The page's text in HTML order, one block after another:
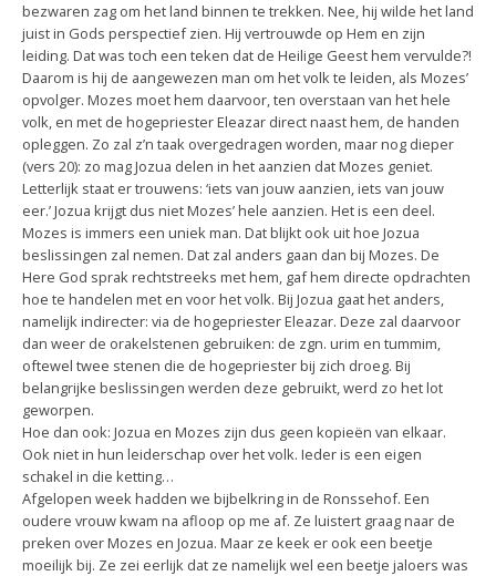
bezwaren zag om het land binnen te trekken. Nee, hij wilde het land
juist in Gods perspectief zien. Hij vertrouwde op Hem en zijn
leiding. Dat was toch een teken dat de Heilige Geest hem vervulde?!
Daarom is hij de aangewezen man om het volk te leiden, als Mozes’
opvolger. Mozes moet hem daarvoor, ten overstaan van het hele
volk, en met de hogepriester Eleazar direct naast hem, de handen
opleggen. Zo zal z’n taak overgedragen worden, maar nog dieper
(vers 20): zo mag Jozua delen in het aanzien dat Mozes geniet.
Letterlijk staat er trouwens: ‘iets van jouw aanzien, iets van jouw
eer.’ Jozua krijgt dus niet Mozes’ hele aanzien. Het is een deel.
Mozes is immers een uniek man. Dat blijkt ook uit hoe Jozua
beslissingen zal nemen. Dat zal anders gaan dan bij Mozes. De
Here God sprak rechtstreeks met hem, gaf hem directe opdrachten
hoe te handelen met en voor het volk. Bij Jozua gaat het anders,
namelijk indirecter: via de hogepriester Eleazar. Deze zal daarvoor
dan weer de orakelstenen gebruiken: de zgn. urim en tummim,
oftewel twee stenen die de hogepriester bij zich droeg. Bij
belangrijke beslissingen werden deze gebruikt, werd zo het lot
geworpen.
Hoe dan ook: Jozua en Mozes zijn dus geen kopieën van elkaar.
Ook niet in hun leiderschap over het volk. Ieder is een eigen
schakel in die ketting…
Afgelopen week hadden we bijbelkring in de Ronssehof. Een
oudere vrouw kwam na afloop op me af. Ze luistert graag naar de
preken over Mozes en Jozua. Maar ze keek er ook een beetje
moeilijk bij. Ze zei eerlijk dat ze namelijk wel een beetje jaloers was